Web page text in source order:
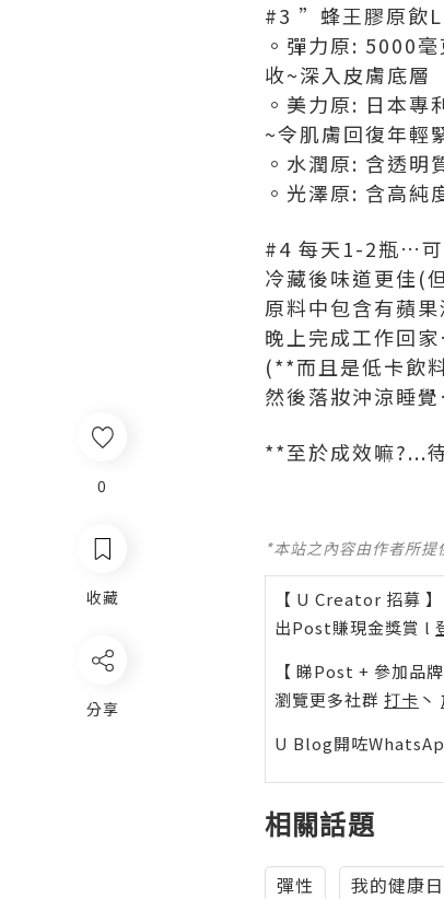
0
收藏
分享
#3 ”蜂王膠原飲
。彈力原: 5000
收~深入皮膚底層
。美力原: 日本
~令肌膚回復年輕
。水潤原: 含透
。光澤原: 含高純
#4 每天1-2瓶…
冷藏後味道更佳(
原料中包含有蘋
晚上完成工作回
(**而且是低卡飲
然後落妝沖涼睡
**至於成效嘛?...
*本站之內容由作者所
【 U Creator 招募 】
出Post賺現金獎賞 l
【 睇Post + 參加品牌
瀏覽更多社群 打卡 丶
U Blog開咗
相關話題
彈性 我的健康